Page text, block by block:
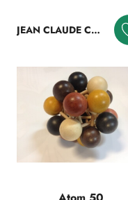
JEAN CLAUDE CONSTANTIN